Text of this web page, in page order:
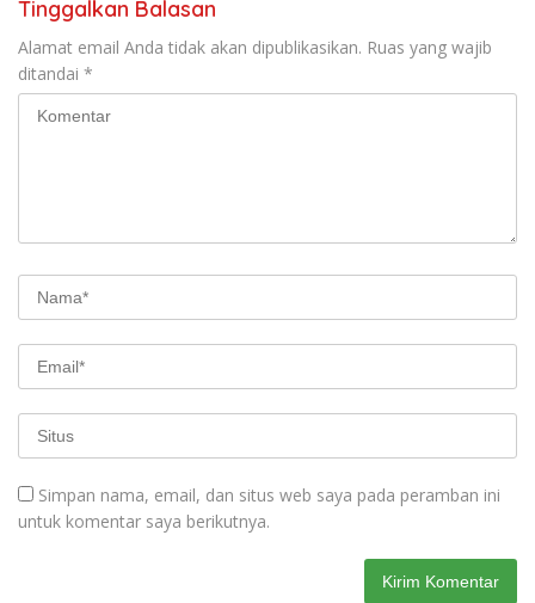
Tinggalkan Balasan
Alamat email Anda tidak akan dipublikasikan. Ruas yang wajib
ditandai *
Simpan nama, email, dan situs web saya pada peramban ini
untuk komentar saya berikutnya.